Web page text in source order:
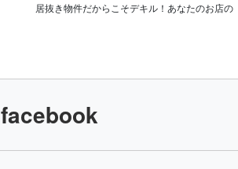
居抜き物件だからこそデキル！あなたのお店の
facebook